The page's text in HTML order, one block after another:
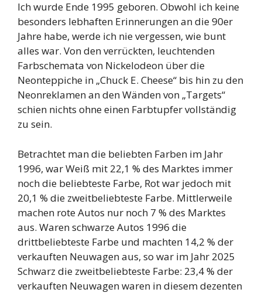
Ich wurde Ende 1995 geboren. Obwohl ich keine
besonders lebhaften Erinnerungen an die 90er
Jahre habe, werde ich nie vergessen, wie bunt
alles war. Von den verrückten, leuchtenden
Farbschemata von Nickelodeon über die
Neonteppiche in „Chuck E. Cheese“ bis hin zu den
Neonreklamen an den Wänden von „Targets“
schien nichts ohne einen Farbtupfer vollständig
zu sein.
Betrachtet man die beliebten Farben im Jahr
1996, war Weiß mit 22,1 % des Marktes immer
noch die beliebteste Farbe, Rot war jedoch mit
20,1 % die zweitbeliebteste Farbe. Mittlerweile
machen rote Autos nur noch 7 % des Marktes
aus. Waren schwarze Autos 1996 die
drittbeliebteste Farbe und machten 14,2 % der
verkauften Neuwagen aus, so war im Jahr 2025
Schwarz die zweitbeliebteste Farbe: 23,4 % der
verkauften Neuwagen waren in diesem dezenten